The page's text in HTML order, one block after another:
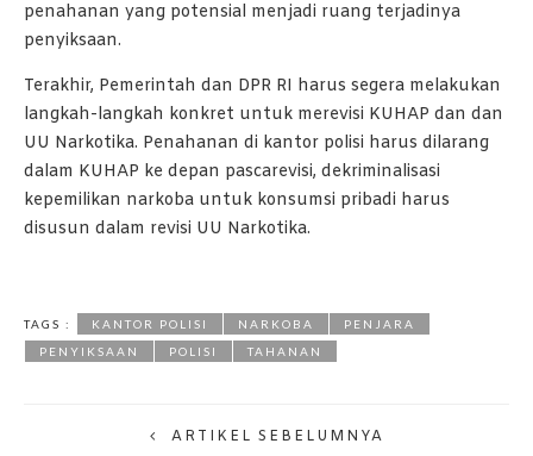
penahanan yang potensial menjadi ruang terjadinya
penyiksaan.
Terakhir, Pemerintah dan DPR RI harus segera melakukan
langkah-langkah konkret untuk merevisi KUHAP dan dan
UU Narkotika. Penahanan di kantor polisi harus dilarang
dalam KUHAP ke depan pascarevisi, dekriminalisasi
kepemilikan narkoba untuk konsumsi pribadi harus
disusun dalam revisi UU Narkotika.
TAGS : KANTOR POLISI NARKOBA
PENJARA
PENYIKSAAN
POLISI TAHANAN
ARTIKEL SEBELUMNYA